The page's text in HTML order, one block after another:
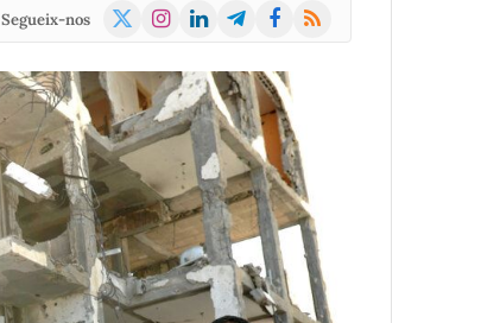
Segueix-nos
X
Instagram
LinkedInTelegramFacebook
RSS